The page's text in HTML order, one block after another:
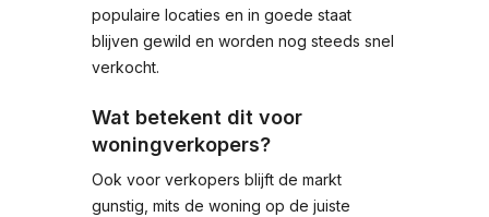
populaire locaties en in goede staat
blijven gewild en worden nog steeds snel
verkocht.
Wat betekent dit voor
woningverkopers?
Ook voor verkopers blijft de markt
gunstig, mits de woning op de juiste